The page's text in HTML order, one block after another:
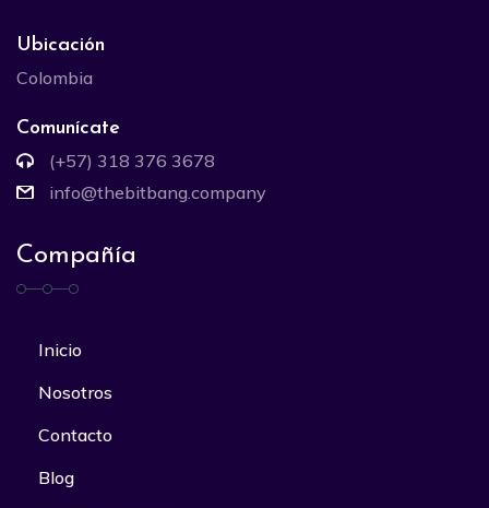
Ubicación
Colombia
Comunícate
(+57) 318 376 3678
info@thebitbang.company
Compañía
Inicio
Nosotros
Contacto
Blog